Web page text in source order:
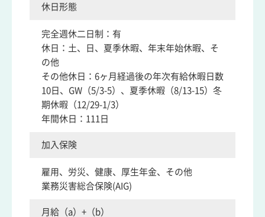
休日形態
完全週休二日制：有
休日：土、日、夏季休暇、年末年始休暇、そ
の他
その他休日：6ヶ月経過後の年次有給休暇日数
10日、GW（5/3-5）、夏季休暇（8/13-15）冬
期休暇（12/29-1/3）
年間休日：111日
加入保険
雇用、労災、健康、厚生年金、その他
業務災害総合保険(AIG)
月給（a）+（b）